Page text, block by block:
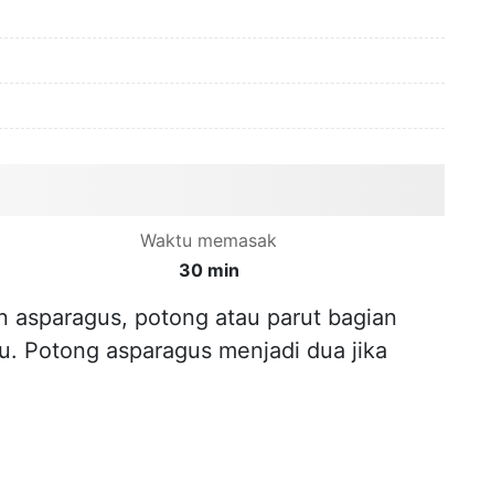
Waktu memasak
30 min
asparagus, potong atau parut bagian
Potong asparagus menjadi dua jika